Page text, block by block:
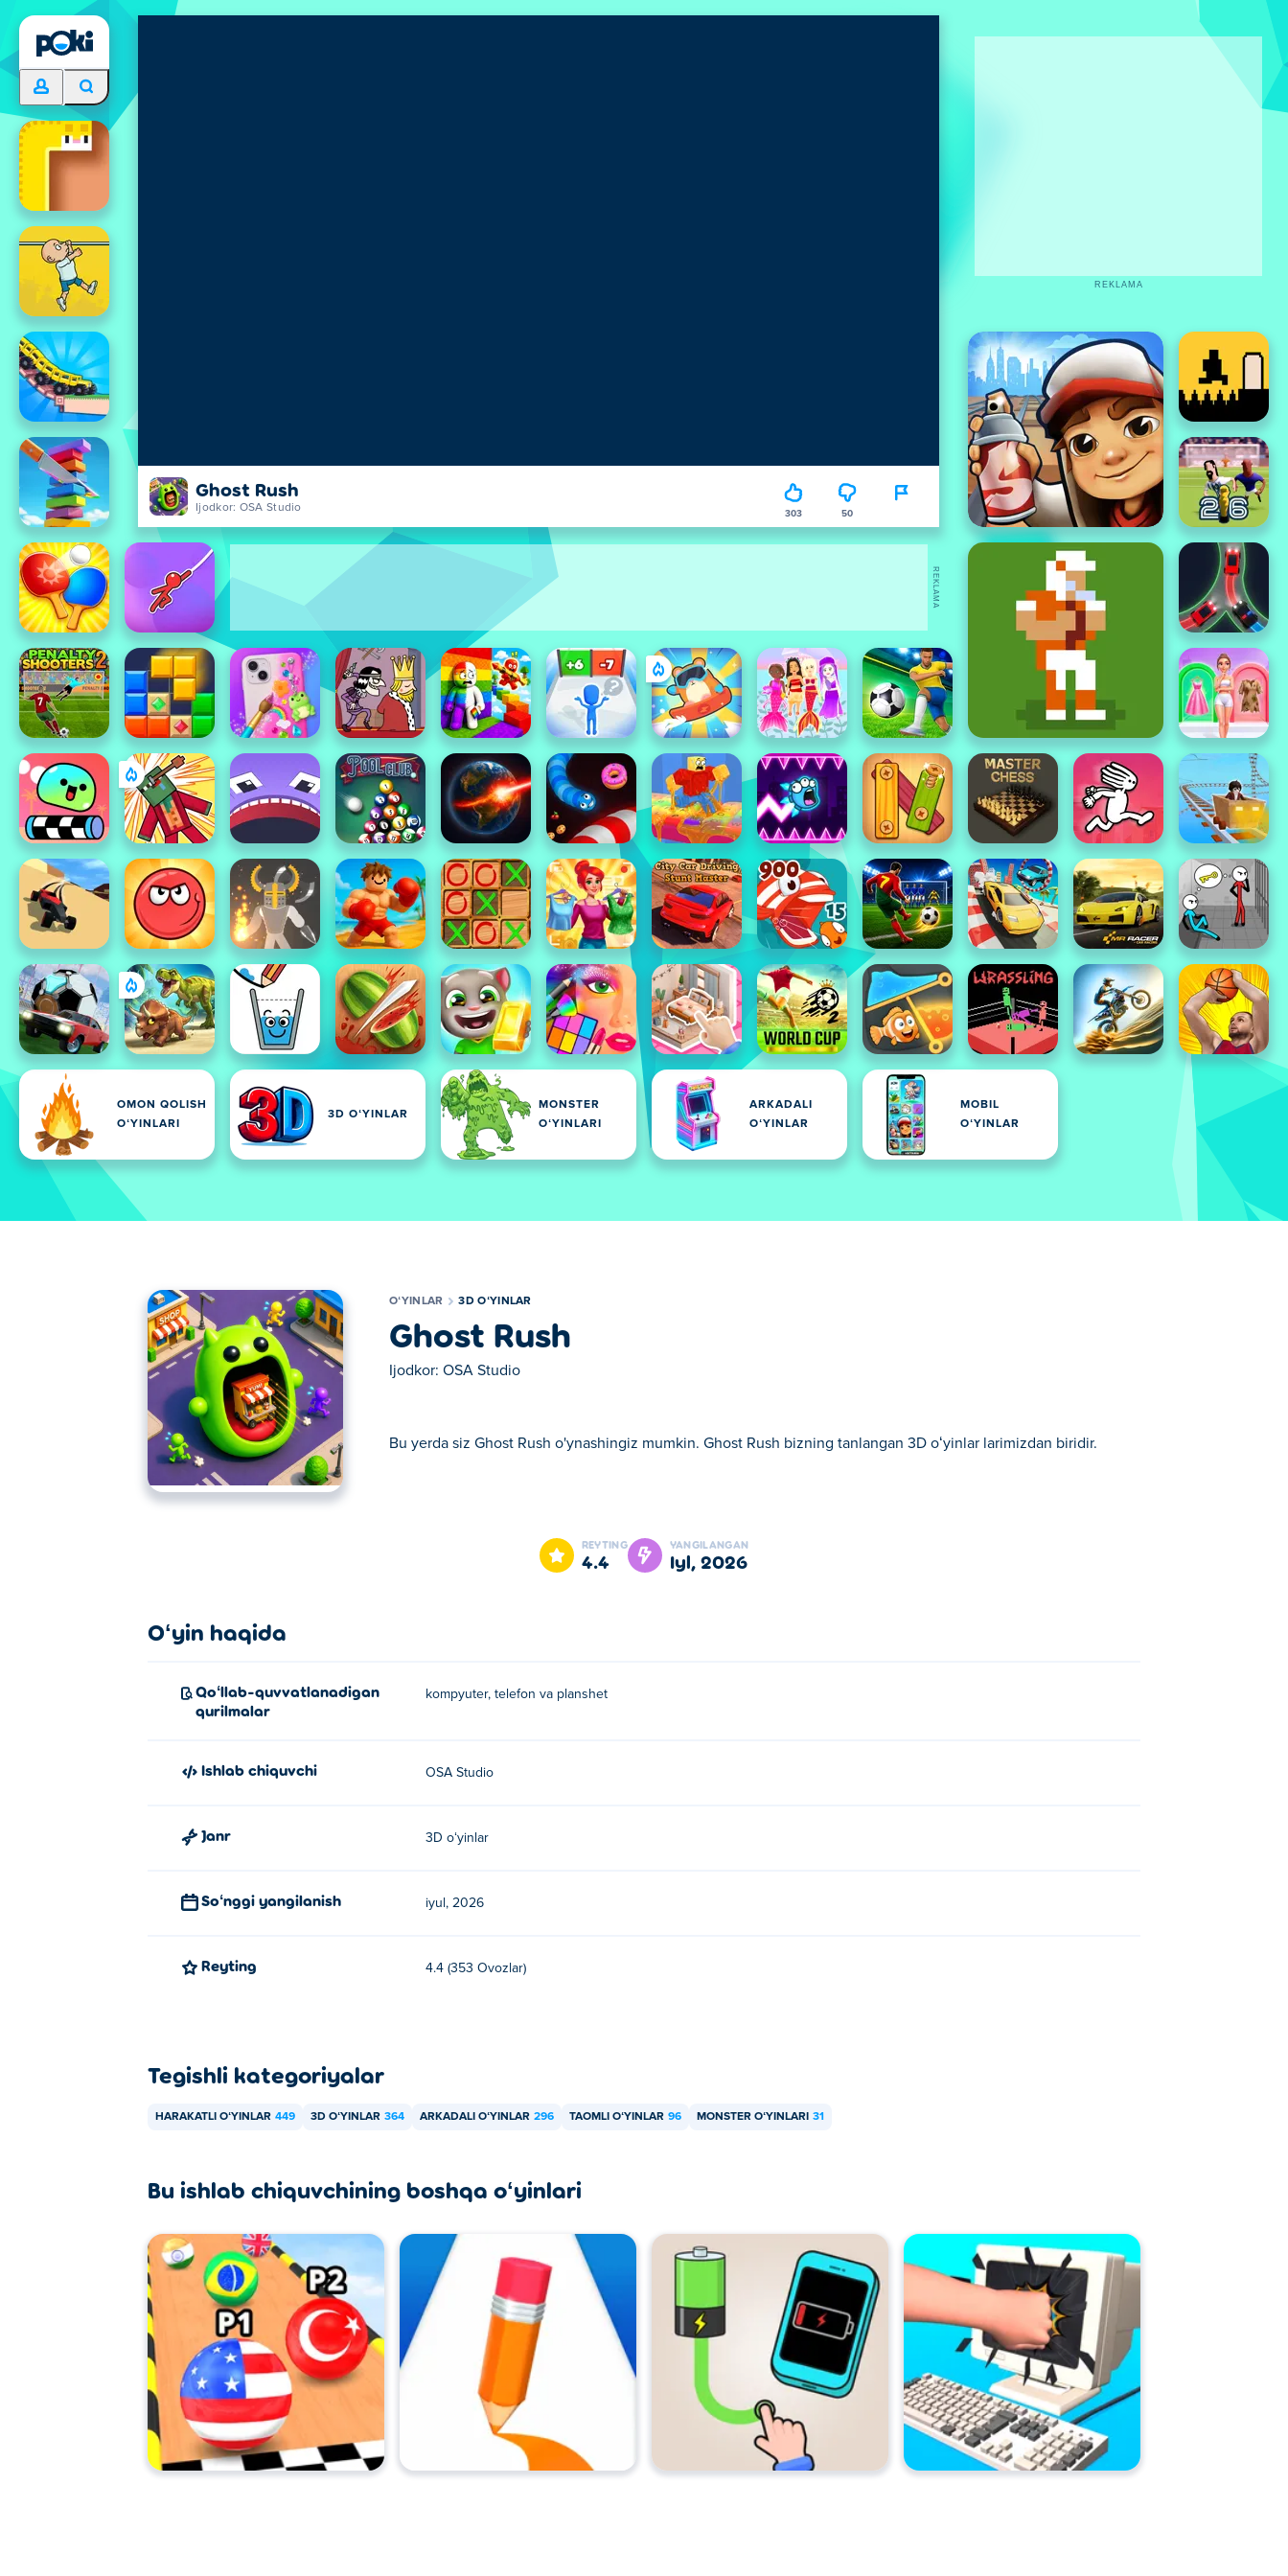
Ghost Rush
Ijodkor: OSA Studio 303 50
OMON QOLISH
OʻYINLARI
3D OʻYINLAR
MONSTER
OʻYINLARI
ARKADALI
OʻYINLAR
MOBIL
OʻYINLAR
REKLAMA
REKLAMA
OʻYINLAR 3D OʻYINLAR
Ghost Rush
Ijodkor: OSA Studio
Bu yerda siz Ghost Rush o'ynashingiz mumkin. Ghost Rush bizning tanlangan 3D oʻyinlar larimizdan biridir.
Bu yerda siz Ghost Rush o'ynashingiz mumkin. Ghost Rush bizning tanlangan 3D oʻyinlar larimizdan biridir.
REYTING
4.4
YANGILANGAN
iyl, 2026
Oʻyin haqida
Qoʻllab-quvvatlanadigan
qurilmalar
kompyuter, telefon va planshet
Ishlab chiquvchi OSA Studio
Janr 3D oʻyinlar
Soʻnggi yangilanish iyul, 2026
Reyting 4.4 (353 Ovozlar)
Tegishli kategoriyalar
HARAKATLI OʻYINLAR 449 3D OʻYINLAR 364 ARKADALI OʻYINLAR 296 TAOMLI OʻYINLAR 96 MONSTER OʻYINLARI 31
Bu ishlab chiquvchining boshqa oʻyinlari